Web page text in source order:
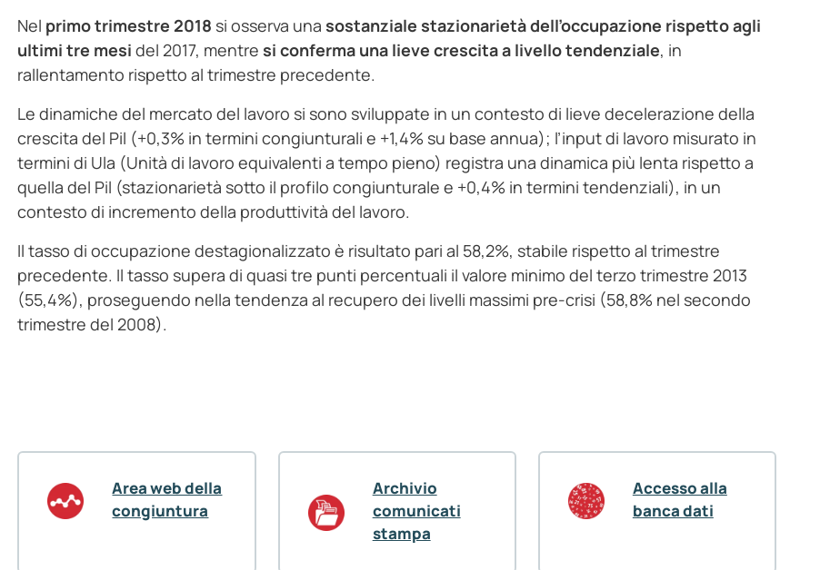
Nel primo trimestre 2018 si osserva una sostanziale stazionarietà dell’occupazione rispetto agli
ultimi tre mesi del 2017, mentre si conferma una lieve crescita a livello tendenziale, in
rallentamento rispetto al trimestre precedente.
Le dinamiche del mercato del lavoro si sono sviluppate in un contesto di lieve decelerazione della
crescita del Pil (+0,3% in termini congiunturali e +1,4% su base annua); l’input di lavoro misurato in
termini di Ula (Unità di lavoro equivalenti a tempo pieno) registra una dinamica più lenta rispetto a
quella del Pil (stazionarietà sotto il profilo congiunturale e +0,4% in termini tendenziali), in un
contesto di incremento della produttività del lavoro.
Il tasso di occupazione destagionalizzato è risultato pari al 58,2%, stabile rispetto al trimestre
precedente. Il tasso supera di quasi tre punti percentuali il valore minimo del terzo trimestre 2013
(55,4%), proseguendo nella tendenza al recupero dei livelli massimi pre-crisi (58,8% nel secondo
trimestre del 2008).
Area web della
congiuntura
Archivio
comunicati
stampa
Accesso alla
banca dati